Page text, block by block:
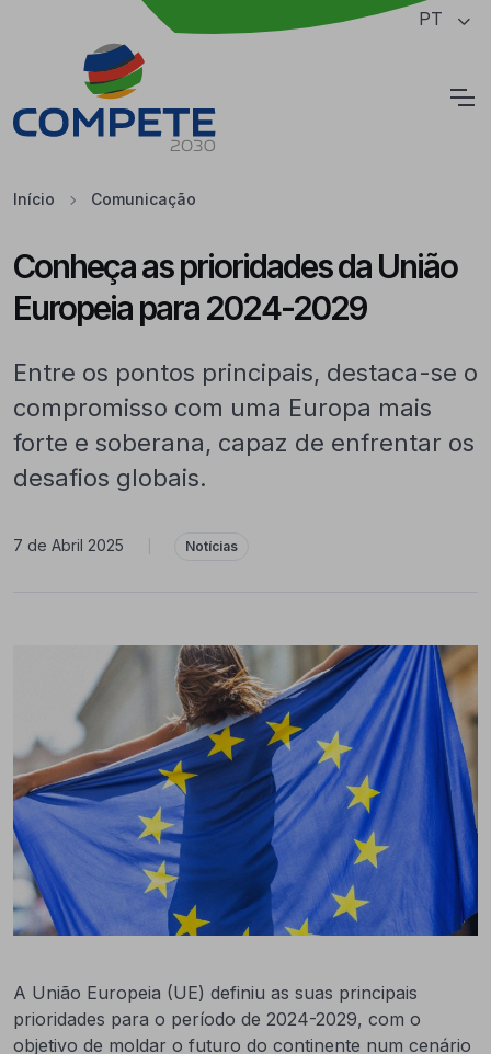
Saltar para o conteúdo principal da página PT
Início Comunicação
Conheça as prioridades da União
Europeia para 2024-2029
Entre os pontos principais, destaca-se o
compromisso com uma Europa mais
forte e soberana, capaz de enfrentar os
desafios globais.
7 de Abril 2025 Notícias
A União Europeia (UE) definiu as suas principais
prioridades para o período de 2024-2029, com o
objetivo de moldar o futuro do continente num cenário